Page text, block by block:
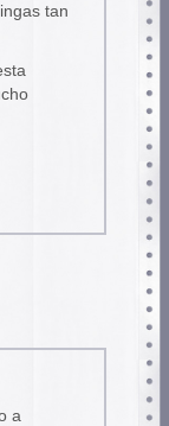
tan
a